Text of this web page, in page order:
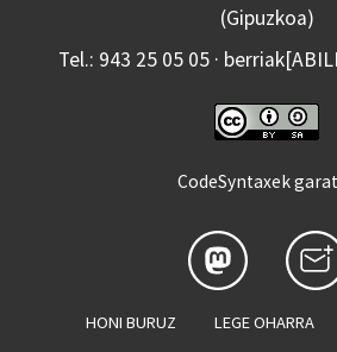
(Gipuzkoa)
Tel.: 943 25 05 05 ·
CodeSyntaxek
HONI BURUZ LEGE OHARRA